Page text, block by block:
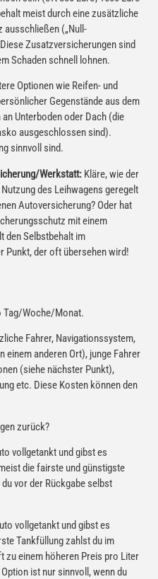
meist durch eine zusätzliche
ausschließen („Null-
Zusatzversicherungen sind
Schaden schnell lohnen.
Optionen wie Reifen- und
Gegenstände aus dem
Unterboden oder Dach (die
ausgeschlossen sind).
sinnvoll sind.
Werkstatt: Kläre, wie der
des Leihwagens geregelt
Autoversicherung? Oder hat
mit einem
den Selbstbehalt im
Punkt, der oft übersehen wird!
Tag/Woche/Monat.
Fahrer, Navigationssystem,
einem anderen Ort), junge Fahrer
(siehe nächster Punkt),
etc. Diese Kosten können den
zurück?
vollgetankt und gibst es
die fairste und günstigste
vor der Rückgabe selbst
vollgetankt und gibst es
Tankfüllung zahlst du im
zu einem höheren Preis pro Liter
ist nur sinnvoll, wenn du